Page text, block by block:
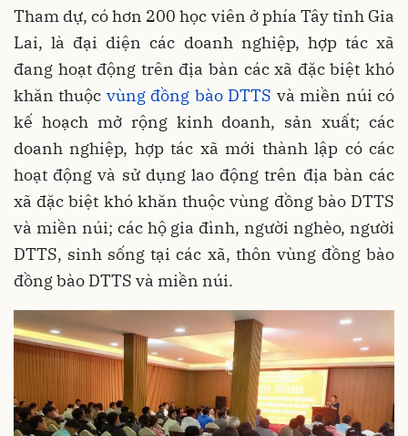
Tham dự, có hơn 200 học viên ở phía Tây tỉnh Gia
Lai, là đại diện các doanh nghiệp, hợp tác xã
đang hoạt động trên địa bàn các xã đặc biệt khó
khăn thuộc vùng đồng bào DTTS và miền núi có
kế hoạch mở rộng kinh doanh, sản xuất; các
doanh nghiệp, hợp tác xã mới thành lập có các
hoạt động và sử dụng lao động trên địa bàn các
xã đặc biệt khó khăn thuộc vùng đồng bào DTTS
và miền núi; các hộ gia đình, người nghèo, người
DTTS, sinh sống tại các xã, thôn vùng đồng bào
đồng bào DTTS và miền núi.